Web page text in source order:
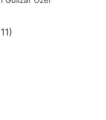
11)